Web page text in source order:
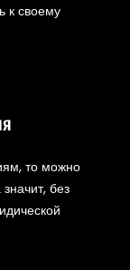
к своему
то можно
без